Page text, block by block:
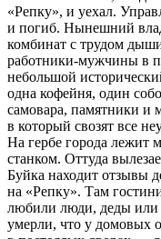
«Репку», и уехал.
и погиб. Нынешний
комбинат с трудом
работники-мужчины в
небольшой
одна кофейня, один
самовара, памятники и
в который свозят все
На гербе города лежит
станком. Оттуда
Буйка находит отзывы
на «Репку». Там
любили люди, деды или
умерли, что у домовых